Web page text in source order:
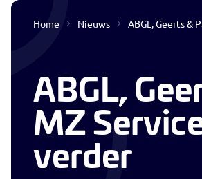
Home Nieuws ABGL, Geerts &
ABGL,
MZ
verder